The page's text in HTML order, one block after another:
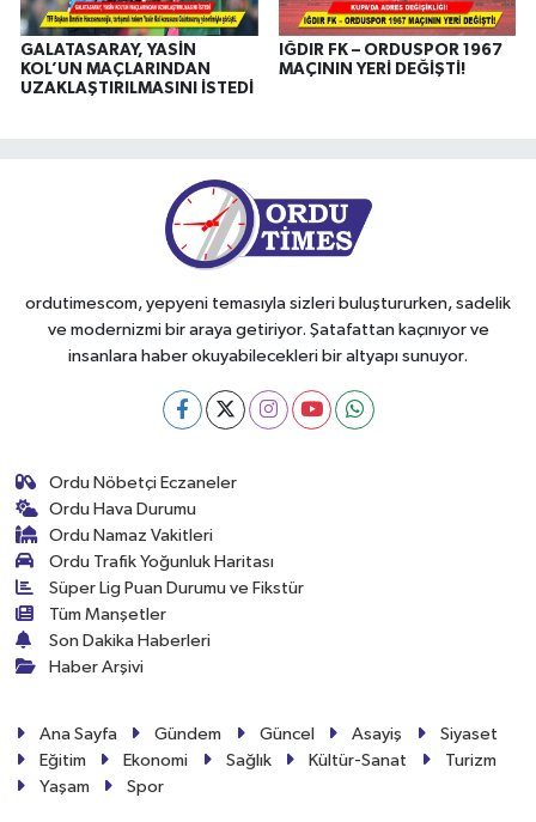
GALATASARAY, YASİN
KOL’UN MAÇLARINDAN
UZAKLAŞTIRILMASINI İSTEDİ
IĞDIR FK – ORDUSPOR 1967
MAÇININ YERİ DEĞİŞTİ!
ordutimescom, yepyeni temasıyla sizleri buluştururken, sadelik
ve modernizmi bir araya getiriyor. Şatafattan kaçınıyor ve
insanlara haber okuyabilecekleri bir altyapı sunuyor.
Ordu Nöbetçi Eczaneler
Ordu Hava Durumu
Ordu Namaz Vakitleri
Ordu Trafik Yoğunluk Haritası
Süper Lig Puan Durumu ve Fikstür
Tüm Manşetler
Son Dakika Haberleri
Haber Arşivi
Ana Sayfa Gündem Güncel Asayiş
Siyaset
Eğitim
Ekonomi Sağlık Kültür-Sanat
Turizm
Yaşam
Spor